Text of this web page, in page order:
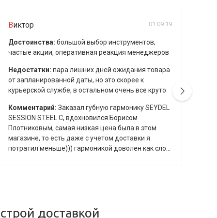
Виктор 01.09.19
Достоинства: большой выбор инструментов,
частые акции, оперативная реакция менеджеров
Недостатки: пара лишних дней ожидания товара
от запланированной даты, но это скорее к
курьерской службе, в остальном очень все круто
Комментарий: Заказал губную гармонику SEYDEL
SESSION STEEL C, вдохновился Борисом
Плотниковым, самая низкая цена была в этом
магазине, то есть даже с учетом доставки я
потратил меньше))) гармоникой доволен как сло...
доставкой